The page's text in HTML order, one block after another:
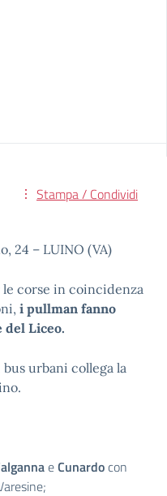
Stampa / Condividi
24 – LUINO (VA)
le corse in coincidenza
i pullman fanno
del Liceo.
urbani collega la
eCunardo con